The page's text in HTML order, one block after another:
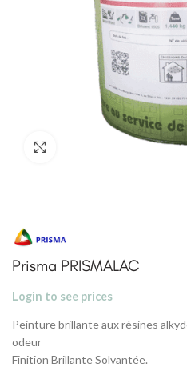
Prisma PRISMALAC
Login to see prices
Peinture brillante aux résines
odeur
Finition Brillante Solvantée.